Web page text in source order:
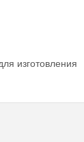
изготовления